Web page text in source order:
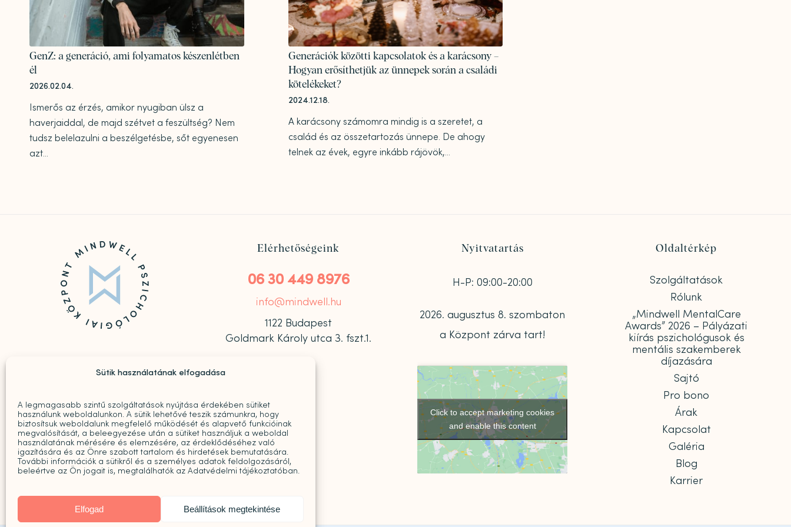
Sütik használatának elfogadása
A legmagasabb szintű szolgáltatások nyújtása érdekében sütiket
használunk weboldalunkon. A sütik lehetővé teszik számunkra, hogy
biztosítsuk weboldalunk megfelelő működését és alapvető funkcióinak
megvalósítását, a beleegyezése után a sütiket használjuk a weboldal
használatának mérésére és elemzésére, az érdeklődéséhez való
igazítására és az Önre szabott tartalom és hirdetések bemutatására.
További információk a sütikről és a személyes adatok feldolgozásáról,
beleértve az Ön jogait is, megtalálhatók az Adatvédelmi tájékoztatóban.
Elfogad Beállítások megtekintése
GenZ: a generáció, ami folyamatos készenlétben
él
2026.02.04.
Ismerős az érzés, amikor nyugiban ülsz a
haverjaiddal, de majd szétvet a feszültség? Nem
tudsz belelazulni a beszélgetésbe, sőt egyenesen
azt...
Generációk közötti kapcsolatok és a karácsony –
Hogyan erősíthetjük az ünnepek során a családi
kötelékeket?
2024.12.18.
A karácsony számomra mindig is a szeretet, a
család és az összetartozás ünnepe. De ahogy
telnek az évek, egyre inkább rájövök,...
 
Elérhetőségeink
06 30 449 8976
info@mindwell.hu
1122 Budapest
Goldmark Károly utca 3. fszt.1.
Nyitvatartás
H-P: 09:00-20:00
2026. augusztus 8. szombaton
a Központ zárva tart!
Click to accept marketing cookies
and enable this content
Oldaltérkép
Szolgáltatások
Rólunk
„Mindwell MentalCare
Awards” 2026 – Pályázati
kiírás pszichológusok és
mentális szakemberek
díjazására
Sajtó
Pro bono
Árak
Kapcsolat
Galéria
Blog
Karrier